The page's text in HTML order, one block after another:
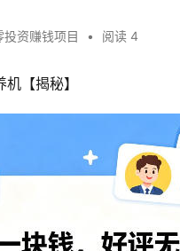
投资赚钱项目 • 阅读 4
【揭秘】